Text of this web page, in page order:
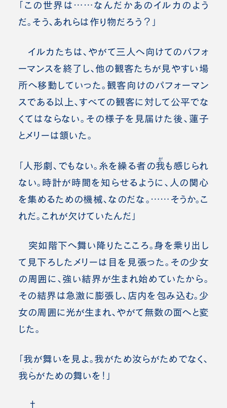
「この世界は……なんだかあのイルカのよう
だ。そう、あれらは作り物だろう？」
イルカたちは、やがて三人へ向けてのパフォ
ーマンスを終了し、他の観客たちが見やすい場
所へ移動していった。観客向けのパフォーマン
スである以上、すべての観客に対して公平でな
くてはならない。その様子を見届けた後、蓮子
とメリーは頷いた。
「人形劇、でもない。糸を繰る者の我
が
も感じられ
ない。時計が時間を知らせるように、人の関心
を集めるための機械、なのだな。……そうか。こ
れだ。これが欠けていたんだ」
突如階下へ舞い降りたこころ。身を乗り出し
て見下ろしたメリーは目を見張った。その少女
の周囲に、強い結界が生まれ始めていたから。
その結界は急激に膨張し、店内を包み込む。少
女の周囲に光が生まれ、やがて無数の面へと変
じた。
「我が舞いを見よ。我がため汝らがためでなく、
我ら
・・
がための舞いを！」
†